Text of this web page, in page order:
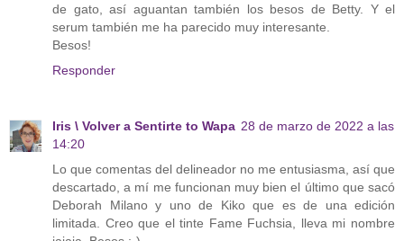
de gato, así aguantan también los besos de Betty. Y el
serum también me ha parecido muy interesante.
Besos!
Responder
Iris \ Volver a Sentirte to Wapa 28 de marzo de 2022 a las
14:20
Lo que comentas del delineador no me entusiasma, así que
descartado, a mí me funcionan muy bien el último que sacó
Deborah Milano y uno de Kiko que es de una edición
limitada. Creo que el tinte Fame Fuchsia, lleva mi nombre